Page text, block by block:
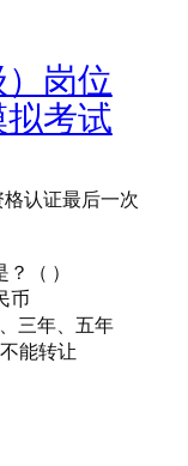
岗位
考试
认证最后一次
（ ）
币
三年、五年
能转让